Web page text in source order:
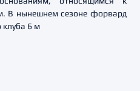
В нынешнем сезоне форвард
клуба 6 м